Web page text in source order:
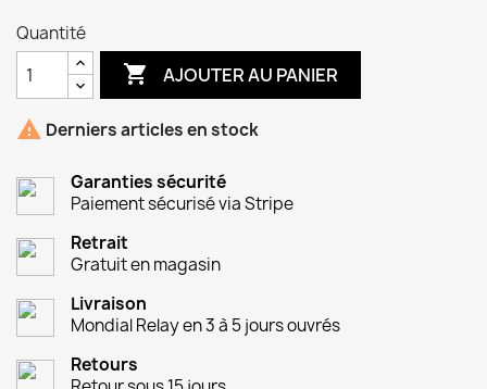
Quantité
 AJOUTER AU PANIER
 Derniers articles en stock
Garanties sécurité
Paiement sécurisé via Stripe
Retrait
Gratuit en magasin
Livraison
Mondial Relay en 3 à 5 jours ouvrés
Retours